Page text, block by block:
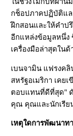
นั
กช็อปภาคปฏิบัติแล
ฝึกสอนและให้คำป
อีกแหล่งข้อมูลหนึ่ง
เครื่องมือล่าสุดใน
เบนจามิน แฟรงค
สหรัฐอเมริกา เคย
ตอบแทนที่ดีที่สุด" ดั
คุณ คุณและนักเรีย
เหตุใดการพัฒนาท